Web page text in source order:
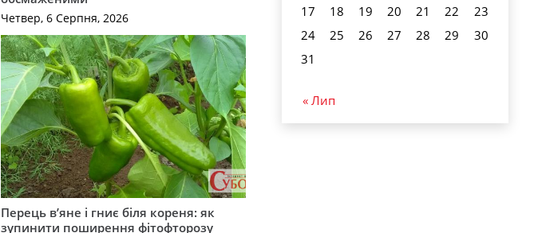
Четвер, 6 Серпня, 2026
Перець в’яне і гниє біля кореня: як
зупинити поширення фітофторозу
17
18 19 20 21 22
23
24
25 26 27 28 29
30
31
« Лип